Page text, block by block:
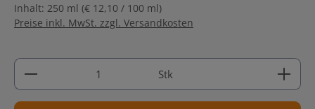
Inhalt: 250 ml (€ 12,10 / 100 ml)
Preise inkl. MwSt. zzgl. Versandkosten
Produkt Anzahl: Gib den gewünschten Wert ein
Stk